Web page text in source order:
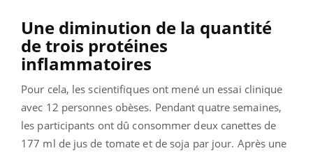
Une diminution de la quantité
de trois protéines
inflammatoires
Pour cela, les scientifiques ont mené un essai clinique
avec 12 personnes obèses. Pendant quatre semaines,
les participants ont dû consommer deux canettes de
177 ml de jus de tomate et de soja par jour. Après une